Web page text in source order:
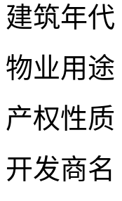
建筑年代
物业用途
产权性质
开发商名